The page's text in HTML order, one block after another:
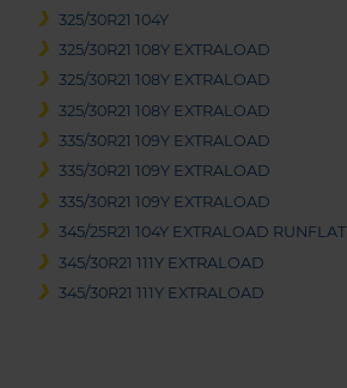
325/30R21 104Y
325/30R21 108Y EXTRALOAD
325/30R21 108Y EXTRALOAD
325/30R21 108Y EXTRALOAD
335/30R21 109Y EXTRALOAD
335/30R21 109Y EXTRALOAD
335/30R21 109Y EXTRALOAD
345/25R21 104Y EXTRALOAD RUNFLAT
345/30R21 111Y EXTRALOAD
345/30R21 111Y EXTRALOAD